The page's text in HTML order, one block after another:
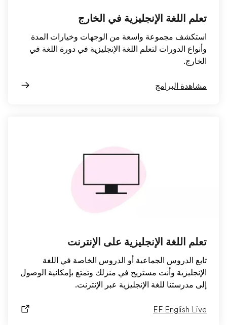
تعلم اللغة الإنجليزية في الخارج
استكشف مجموعة واسعة من الوجهات وخيارات المدة
وأنواع الدورات لتعلم اللغة الإنجليزية في دورة اللغة في
الخارج.
مشاهدة البرامج
تعلم اللغة الإنجليزية على الإنترنت
تابع الدروس الجماعية أو الدروس الخاصة في اللغة
الإنجليزية وأنت مستريح في منزلك وتمتع بإمكانية الوصول
إلى مدرستنا للغة الإنجليزية عبر الإنترنت.
EF English Live